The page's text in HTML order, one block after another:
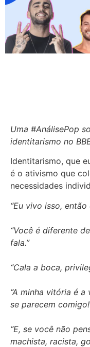
Uma #AnálisePop
identitarismo no
Identitarismo, que
é o ativismo que
necessidades
“Eu vivo isso,
“Você é diferente
fala.”
“Cala a boca,
“A minha vitória é
se parecem
“E, se você não
machista, racista,